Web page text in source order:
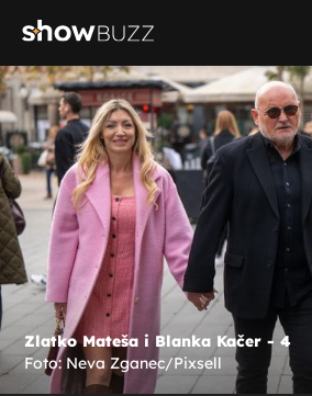
Zlatko Mateša i Blanka Kačer - 4
Foto: Neva Zganec/Pixsell